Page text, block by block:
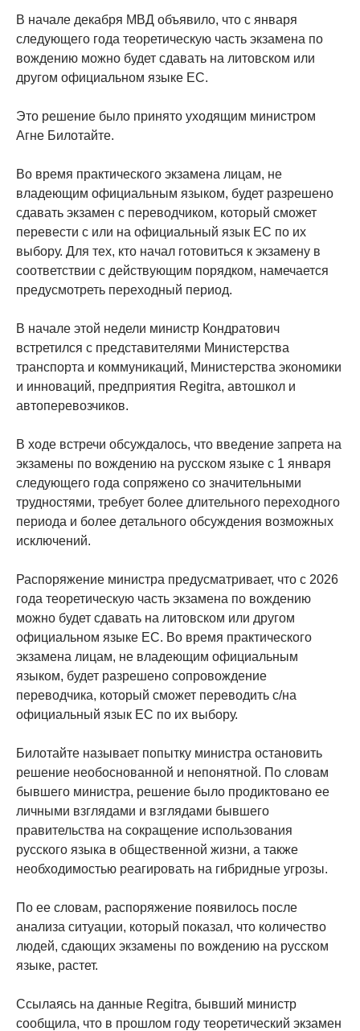
В начале декабря МВД объявило, что с января
следующего года теоретическую часть экзамена по
вождению можно будет сдавать на литовском или
другом официальном языке ЕС.
Это решение было принято уходящим министром
Агне Билотайте.
Во время практического экзамена лицам, не
владеющим официальным языком, будет разрешено
сдавать экзамен с переводчиком, который сможет
перевести с или на официальный язык ЕС по их
выбору. Для тех, кто начал готовиться к экзамену в
соответствии с действующим порядком, намечается
предусмотреть переходный период.
В начале этой недели министр Кондратович
встретился с представителями Министерства
транспорта и коммуникаций, Министерства экономики
и инноваций, предприятия Regitra, автошкол и
автоперевозчиков.
В ходе встречи обсуждалось, что введение запрета на
экзамены по вождению на русском языке с 1 января
следующего года сопряжено со значительными
трудностями, требует более длительного переходного
периода и более детального обсуждения возможных
исключений.
Распоряжение министра предусматривает, что с 2026
года теоретическую часть экзамена по вождению
можно будет сдавать на литовском или другом
официальном языке ЕС. Во время практического
экзамена лицам, не владеющим официальным
языком, будет разрешено сопровождение
переводчика, который сможет переводить с/на
официальный язык ЕС по их выбору.
Билотайте называет попытку министра остановить
решение необоснованной и непонятной. По словам
бывшего министра, решение было продиктовано ее
личными взглядами и взглядами бывшего
правительства на сокращение использования
русского языка в общественной жизни, а также
необходимостью реагировать на гибридные угрозы.
По ее словам, распоряжение появилось после
анализа ситуации, который показал, что количество
людей, сдающих экзамены по вождению на русском
языке, растет.
Ссылаясь на данные Regitra, бывший министр
сообщила, что в прошлом году теоретический экзамен